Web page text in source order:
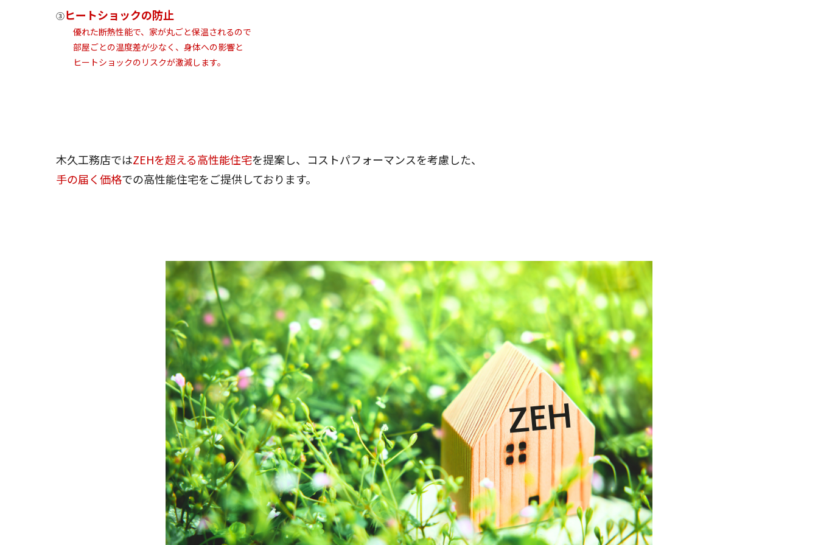
③ヒートショックの防止
優れた断熱性能で、家が丸ごと保温されるので
部屋ごとの温度差が少なく、身体への影響と
ヒートショックのリスクが激減します。
木久工務店ではZEHを超える高性能住宅を提案し、コストパフォーマンスを考慮した、
手の届く価格での高性能住宅をご提供しております。